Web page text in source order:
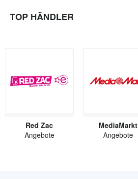
TOP HÄNDLER
Red Zac
Angebote
MediaMarkt
Angebote